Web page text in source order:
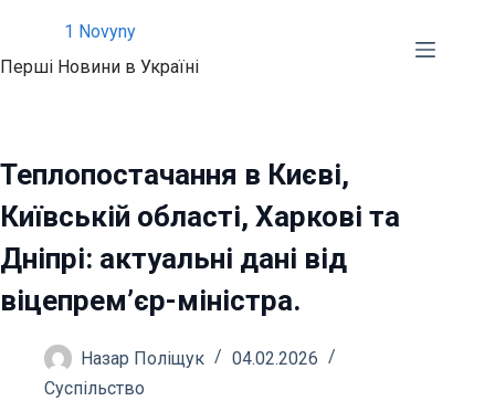
вмісту
1 Novyny
Перші Новини в Україні
Теплопостачання в Києві,
Київській області, Харкові та
Дніпрі: актуальні дані від
віцепрем’єр-міністра.
Назар Поліщук
04.02.2026
Суспільство